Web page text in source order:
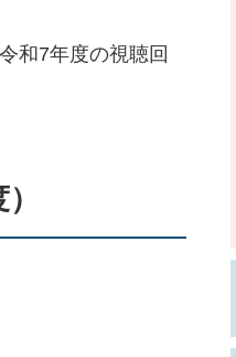
和7年度の視聴回